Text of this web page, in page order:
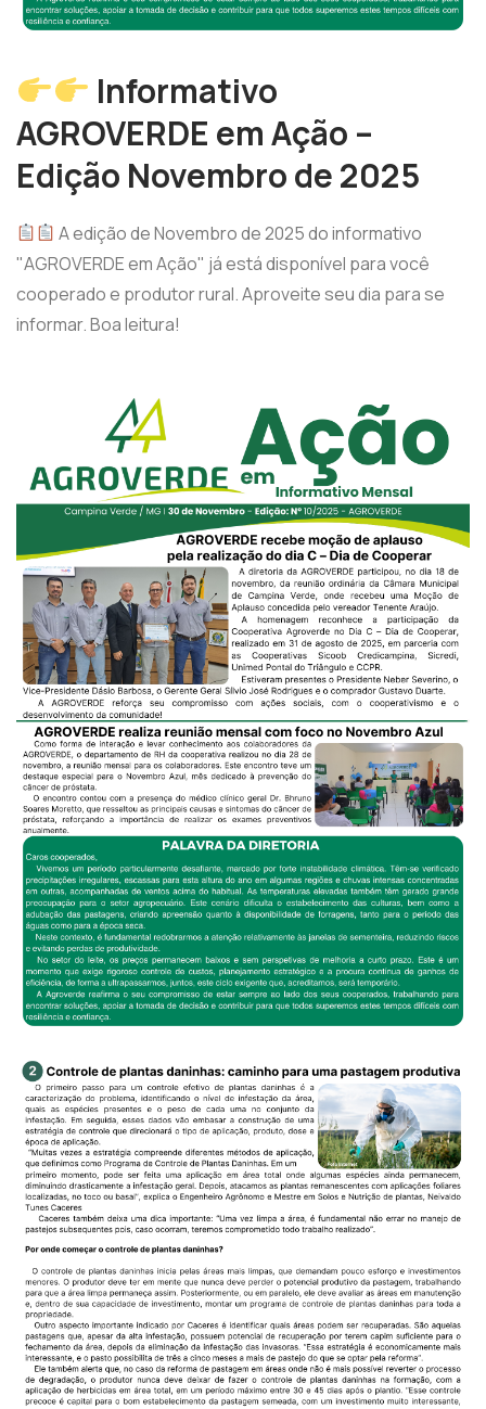
Informativo
AGROVERDE em Ação –
Edição Novembro de 2025
A edição de Novembro de 2025 do informativo
"AGROVERDE em Ação" já está disponível para você
cooperado e produtor rural. Aproveite seu dia para se
informar. Boa leitura!